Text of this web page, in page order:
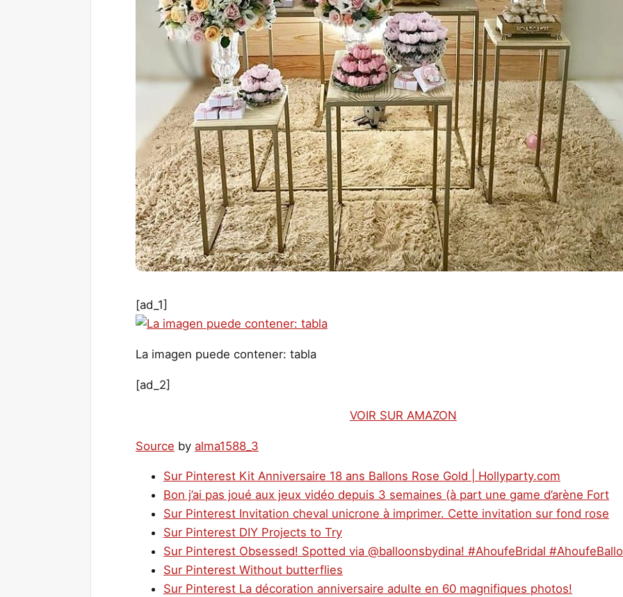
[ad_1]
La imagen puede contener: tabla
[ad_2]
VOIR SUR AMAZON
Source by alma1588_3
Sur Pinterest Kit Anniversaire 18 ans Ballons Rose Gold | Hollyparty.com
Bon j’ai pas joué aux jeux vidéo depuis 3 semaines (à part une game d’arène Fort
Sur Pinterest Invitation cheval unicrone à imprimer. Cette invitation sur fond rose
Sur Pinterest DIY Projects to Try
Sur Pinterest Obsessed! Spotted via @balloonsbydina! #AhoufeBridal
Sur Pinterest Without butterflies
Sur Pinterest La décoration anniversaire adulte en 60 magnifiques photos!